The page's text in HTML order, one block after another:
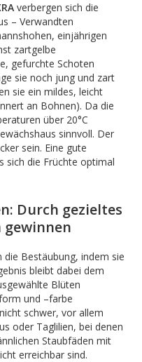
verbergen sich die
– Verwandten
einjährigen
zartgelbe
gefurchte Schoten
sie noch jung und zart
sie ein mildes, leicht
an Bohnen). Da die
über 20°C
sinnvoll. Der
sein. Eine gute
sich die Früchte optimal
Durch gezieltes
gewinnen
Bestäubung, indem sie
bleibt dabei dem
Blüten
und –farbe
schwer, vor allem
oder Taglilien, bei denen
Staubfäden mit
erreichbar sind.